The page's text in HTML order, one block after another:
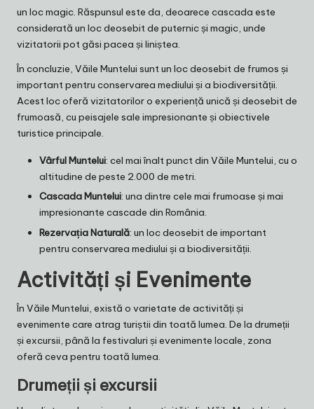
un loc magic. Răspunsul este da, deoarece cascada este
considerată un loc deosebit de puternic și magic, unde
vizitatorii pot găsi pacea și liniștea.
În concluzie, Văile Muntelui sunt un loc deosebit de frumos și
important pentru conservarea mediului și a biodiversității.
Acest loc oferă vizitatorilor o experiență unică și deosebit de
frumoasă, cu peisajele sale impresionante și obiectivele
turistice principale.
Vârful Muntelui: cel mai înalt punct din Văile Muntelui, cu o
altitudine de peste 2.000 de metri.
Cascada Muntelui: una dintre cele mai frumoase și mai
impresionante cascade din România.
Rezervația Naturală: un loc deosebit de important
pentru conservarea mediului și a biodiversității.
Activități și Evenimente
În Văile Muntelui, există o varietate de activități și
evenimente care atrag turiștii din toată lumea. De la drumeții
și excursii, până la festivaluri și evenimente locale, zona
oferă ceva pentru toată lumea.
Drumeții și excursii